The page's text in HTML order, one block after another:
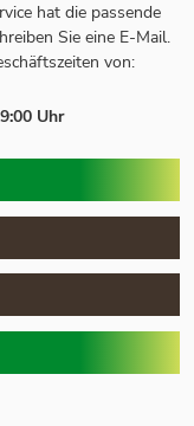
hat die passende
Sie eine E-Mail.
von:
Uhr